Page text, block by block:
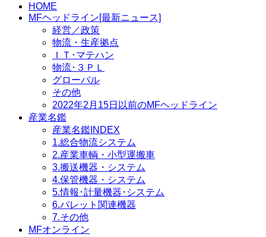
HOME
MFヘッドライン[最新ニュース]
経営／政策
物流・生産拠点
ＩＴ･マテハン
物流･３ＰＬ
グローバル
その他
2022年2月15日以前のMFヘッドライン
産業名鑑
産業名鑑INDEX
1.総合物流システム
2.産業車輌・小型運搬車
3.搬送機器・システム
4.保管機器・システム
5.情報･計量機器･システム
6.パレット関連機器
7.その他
MFオンライン